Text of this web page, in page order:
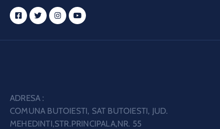
ADRESA :
COMUNA BUTOIESTI, SAT BUTOIESTI, JUD.
MEHEDINTI,STR.PRINCIPALA,NR. 55